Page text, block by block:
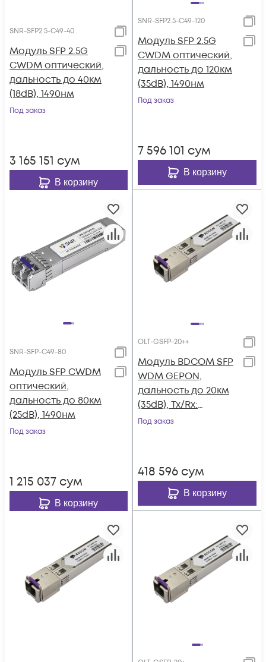
SNR-SFP2.5-C49-40
Модуль SFP 2.5G
CWDM оптический,
дальность до 40км
(18dB), 1490нм
Под заказ
3 165 151 сум
В корзину
SNR-SFP2.5-C49-120
Модуль SFP 2.5G
CWDM оптический,
дальность до 120км
(35dB), 1490нм
Под заказ
7 596 101 сум
В корзину
SNR-SFP-C49-80
Модуль SFP CWDM
оптический,
дальность до 80км
(25dB), 1490нм
Под заказ
1 215 037 сум
В корзину
OLT-GSFP-20++
Модуль BDCOM SFP
WDM GEPON,
дальность до 20км
(35dB), Tx/Rx:
1490/1310нм
Под заказ
418 596 сум
В корзину